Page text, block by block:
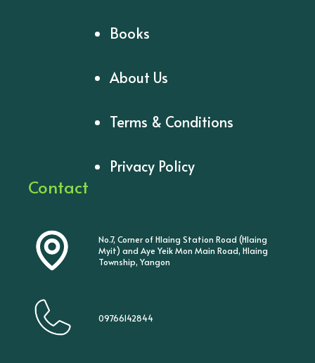
Books
About Us
Terms & Conditions
Privacy Policy
Contact
No.7, Corner of Hlaing Station Road (Hlaing
Myit) and Aye Yeik Mon Main Road, Hlaing
Township, Yangon
09766142844